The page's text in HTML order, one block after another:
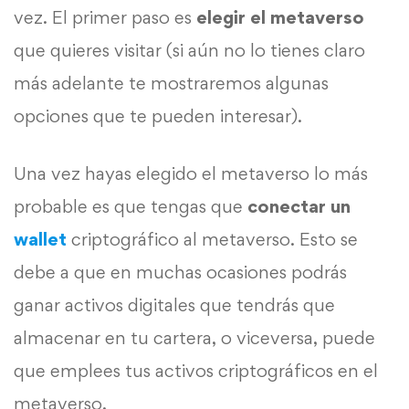
vez. El primer paso es elegir el metaverso
que quieres visitar (si aún no lo tienes claro
más adelante te mostraremos algunas
opciones que te pueden interesar).
Una vez hayas elegido el metaverso lo más
probable es que tengas que conectar un
wallet criptográfico al metaverso. Esto se
debe a que en muchas ocasiones podrás
ganar activos digitales que tendrás que
almacenar en tu cartera, o viceversa, puede
que emplees tus activos criptográficos en el
metaverso.